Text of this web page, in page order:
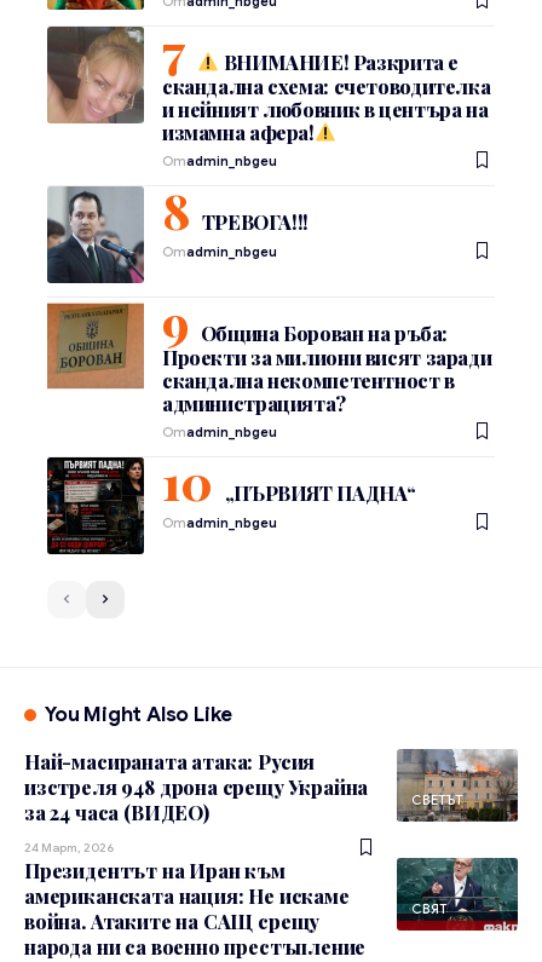
ВНИМАНИЕ! Разкрита е
скандална схема: счетоводителка
и нейният любовник в центъра на
измамна афера!
Отadmin_nbgeu
ТРЕВОГА!!!
Отadmin_nbgeu
Община Борован на ръба:
Проекти за милиони висят заради
скандална некомпетентност в
администрацията?
Отadmin_nbgeu
„ПЪРВИЯТ ПАДНА“
Отadmin_nbgeu
You Might Also Like
СВЕТЪТ
Най-масираната атака: Русия
изстреля 948 дрона срещу Украйна
за 24 часа (ВИДЕО)
24 Март, 2026
СВЯТ
Президентът на Иран към
американската нация: Не искаме
война. Атаките на САЩ срещу
народа ни са военно престъпление